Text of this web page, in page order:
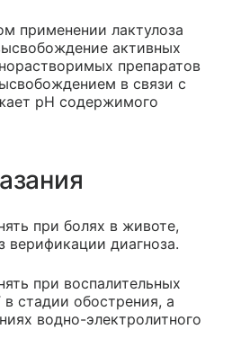
применении лактулоза
активных
препаратов
в связи с
рН содержимого
при болях в животе,
верификации диагноза.
при воспалительных
стадии обострения, а
водно-электролитного